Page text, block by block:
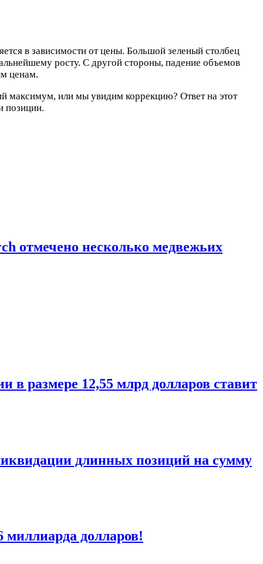
в зависимости от цены. Большой зеленый столбец
росту. С другой стороны, падение объемов
ценам.
максимум, или мы увидим коррекцию? Ответ на этот
позиции.
отмечено несколько медвежьих
в размере 12,55 млрд долларов ставит
длинных позиций на сумму
миллиарда долларов!